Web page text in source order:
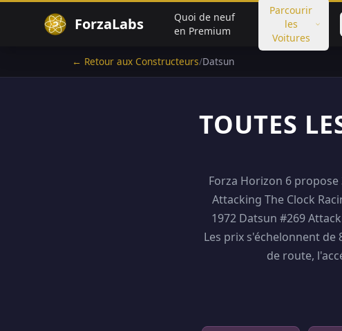
ForzaLabs
Quoi de neuf
en Premium
Parcourir
les
Voitures
← Retour aux Constructeurs/Datsun
TOUTES
Forza Horizon 6 propose
Attacking The Clock
1972 Datsun #269
Les prix s'échelonnent de
de route,